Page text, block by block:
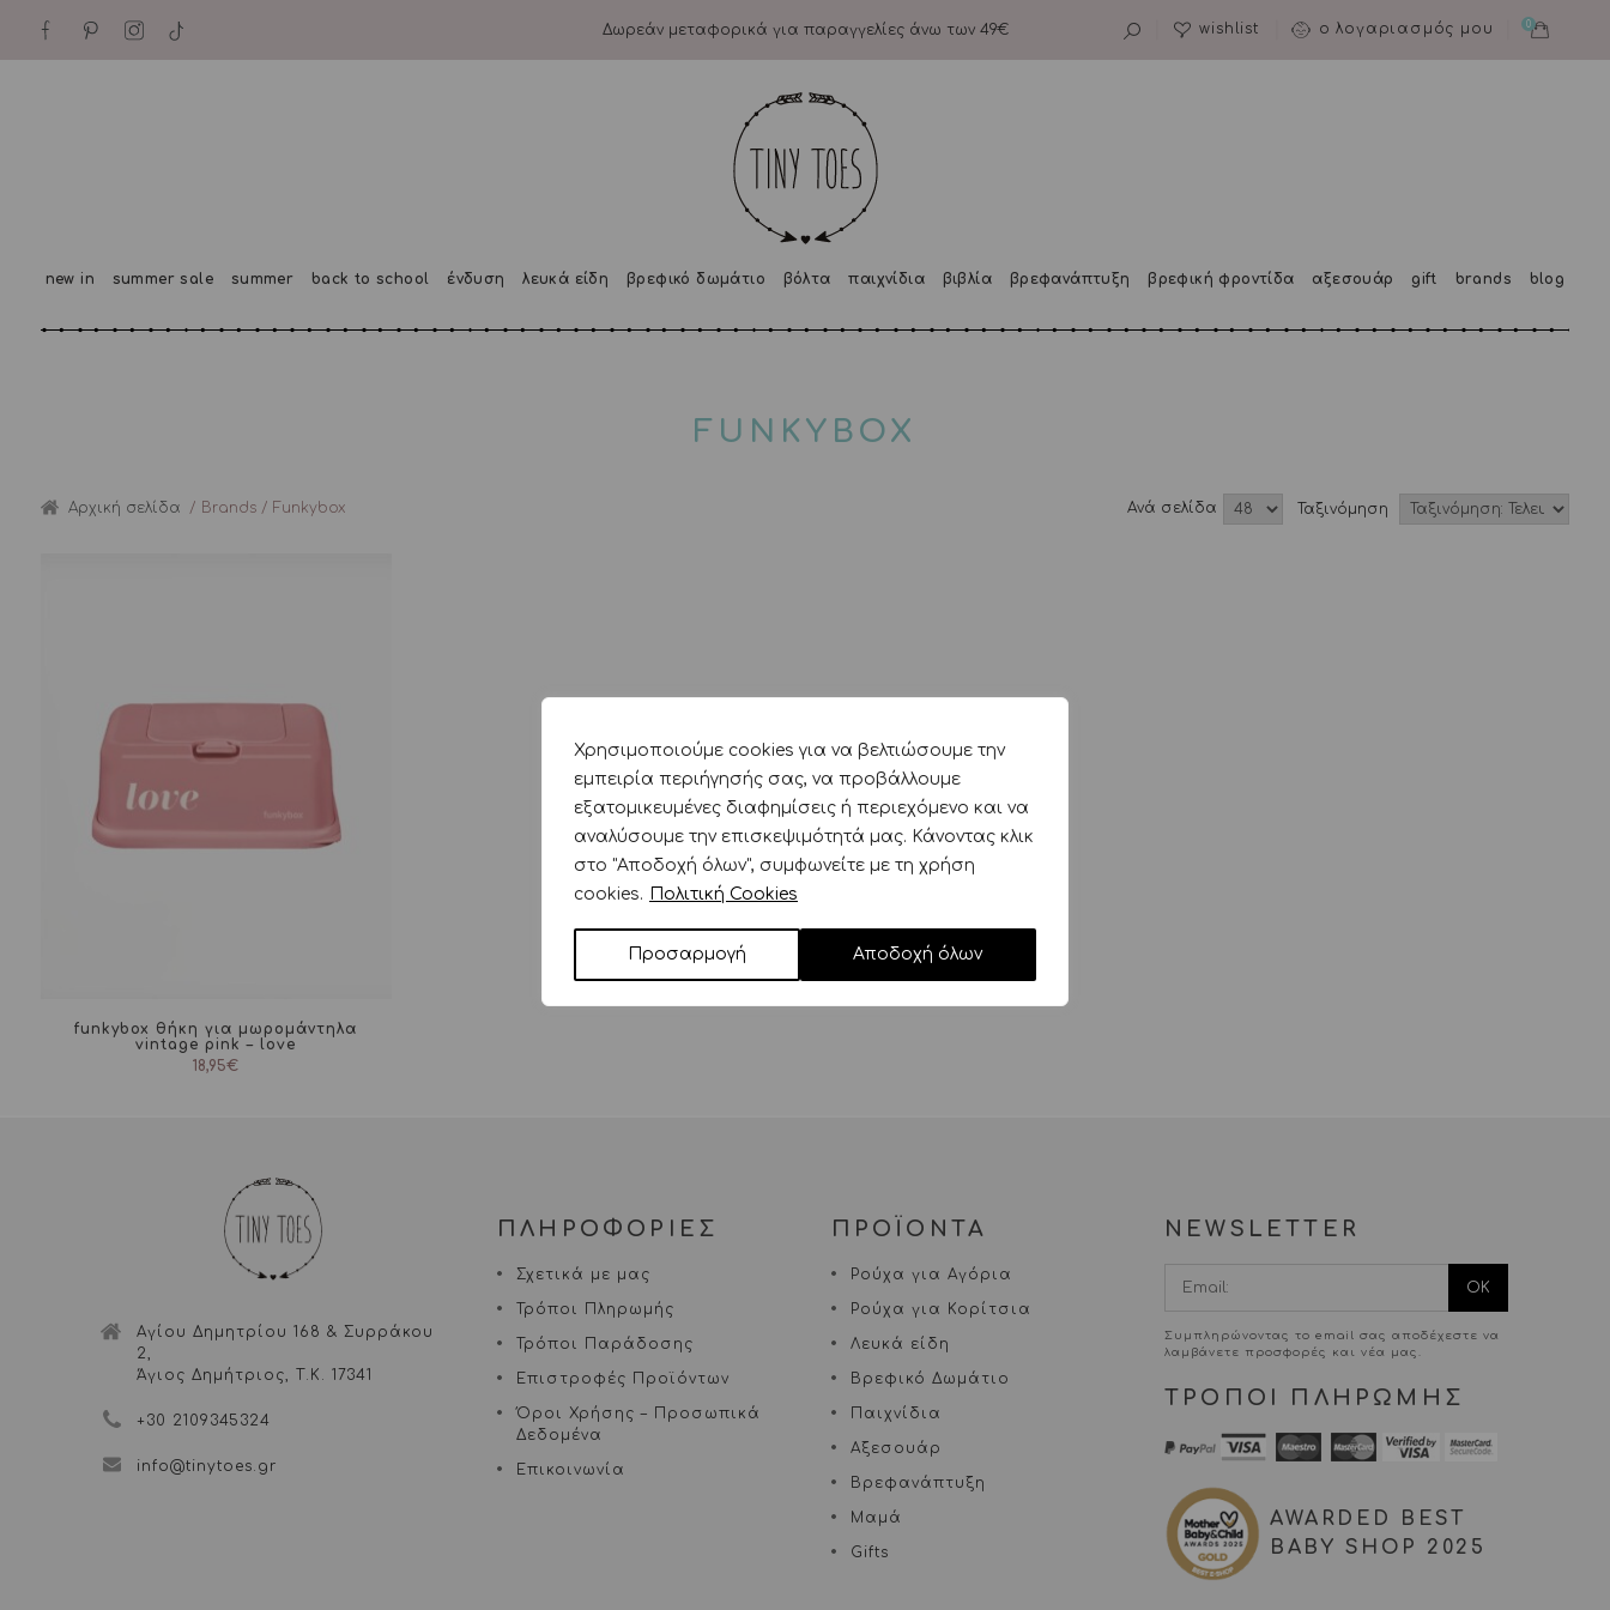
Χρησιμοποιούμε cookies για να βελτιώσουμε την
εμπειρία περιήγησής σας, να προβάλλουμε
εξατομικευμένες διαφημίσεις ή περιεχόμενο και να
αναλύσουμε την επισκεψιμότητά μας. Κάνοντας κλικ
στο "Αποδοχή όλων", συμφωνείτε με τη χρήση
cookies. Πολιτική Cookies
Προσαρμογή Αποδοχή όλων
Δωρεάν μεταφορικά για παραγγελίες άνω των 49€ 0
wishlist ο λογαριασμός μου
new in summer sale summer back to school ένδυση λευκά είδη βρεφικό δωμάτιο βόλτα παιχνίδια βιβλία βρεφανάπτυξη βρεφική φροντίδα αξεσουάρ gift brands blog
FUNKYBOX
Αρχική σελίδα / Brands / Funkybox Ταξινόμηση
Aνά σελίδα
funkybox θήκη για μωρομάντηλα
vintage pink – love
18,95€
Αγίου Δημητρίου 168 & Συρράκου
2,
Άγιος Δημήτριος, Τ.Κ. 17341
+30 2109345324
info@tinytoes.gr
ΠΛΗΡΟΦΟΡΙΕΣ
Σχετικά με μας
Τρόποι Πληρωμής
Τρόποι Παράδοσης
Επιστροφές Προϊόντων
Όροι Χρήσης – Προσωπικά
Δεδομένα
Επικοινωνία
ΠΡΟΪΟΝΤΑ
Ρούχα για Αγόρια
Ρούχα για Κορίτσια
Λευκά είδη
Βρεφικό Δωμάτιο
Παιχνίδια
Αξεσουάρ
Βρεφανάπτυξη
Μαμά
Gifts
NEWSLETTER
and conditions.*
Συμπληρώνοντας το email σας αποδέχεστε να
λαμβάνετε προσφορές και νέα μας.
ΤΡΟΠΟΙ ΠΛΗΡΩΜΗΣ
AWARDED BEST
BABY SHOP 2025